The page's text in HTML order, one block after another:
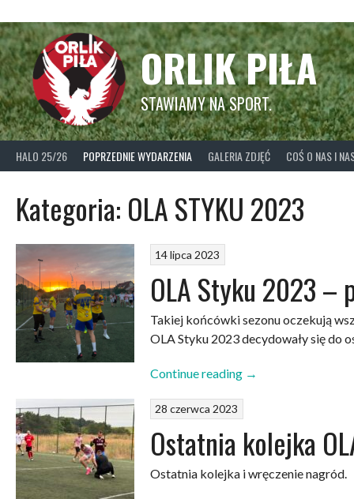
to
content
ORLIK PIŁA
STAWIAMY NA SPORT.
HALO 25/26 POPRZEDNIE WYDARZENIA GALERIA ZDJĘĆ COŚ O NAS I
Kategoria: OLA STYKU 2023
14 lipca 2023
OLA Styku 2023 –
Takiej końcówki sezonu oczekują
OLA Styku 2023 decydowały się do
Continue reading
„OLA
podsumowanie”
→
28 czerwca 2023
Ostatnia kolejka
Ostatnia kolejka i wręczenie nagród.